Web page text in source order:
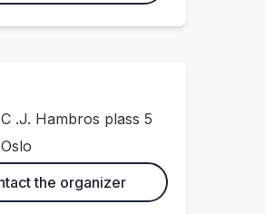
C .J. Hambros plass 5
Oslo
Contact the organizer